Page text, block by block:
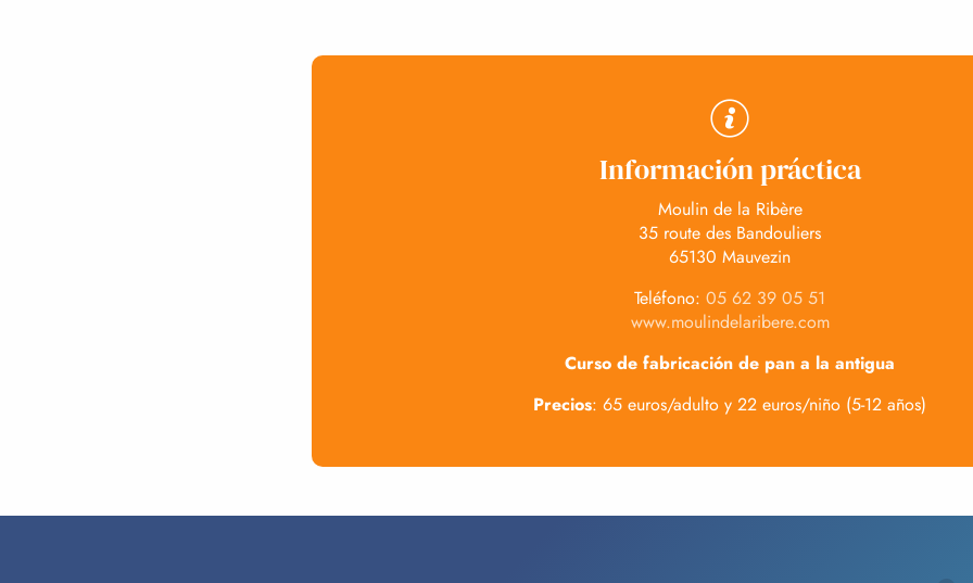
Información práctica
Moulin de la Ribère
35 route des Bandouliers
65130 Mauvezin
Teléfono: 05 62 39 05 51
www.moulindelaribere.com
Curso de fabricación de pan a la antigua
Precios: 65 euros/adulto y 22 euros/niño (5-12 años)